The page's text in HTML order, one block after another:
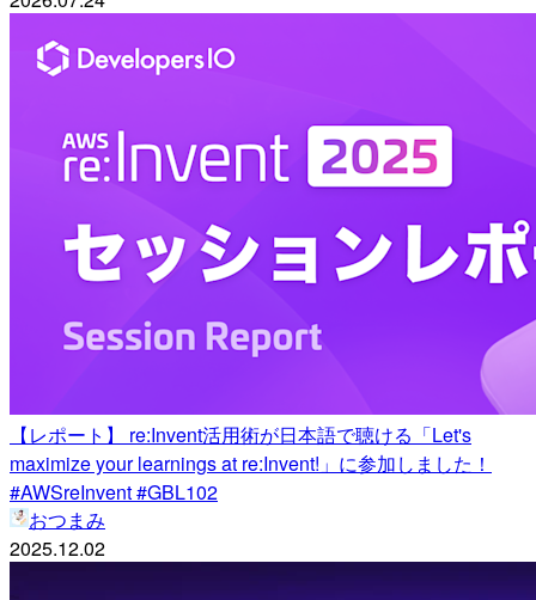
【レポート】 re:Invent活用術が日本語で聴ける「Let's
maximize your learnings at re:Invent!」に参加しました！
#AWSreInvent #GBL102
おつまみ
2025.12.02